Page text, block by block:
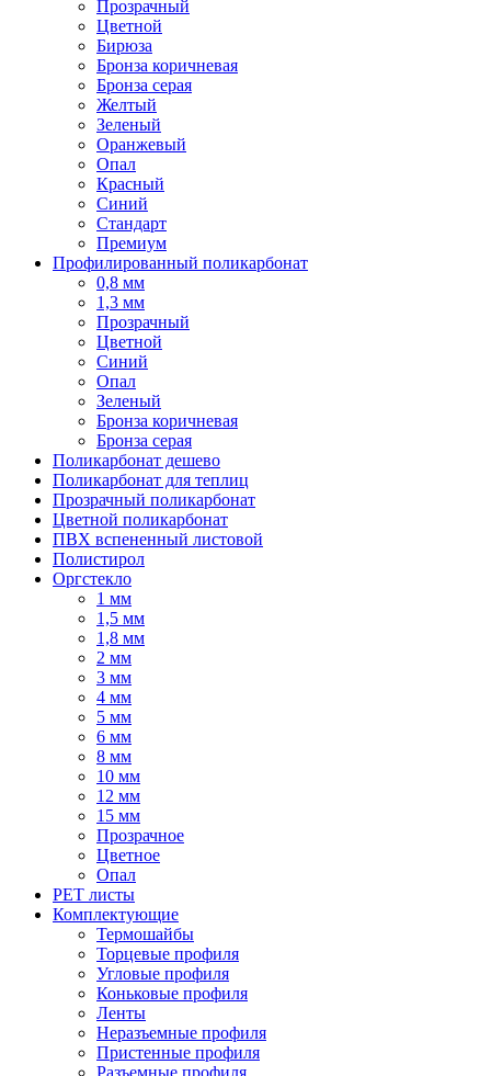
Прозрачный
Цветной
Бирюза
Бронза коричневая
Бронза серая
Желтый
Зеленый
Оранжевый
Опал
Красный
Синий
Стандарт
Премиум
Профилированный поликарбонат
0,8 мм
1,3 мм
Прозрачный
Цветной
Синий
Опал
Зеленый
Бронза коричневая
Бронза серая
Поликарбонат дешево
Поликарбонат для теплиц
Прозрачный поликарбонат
Цветной поликарбонат
ПВХ вспененный листовой
Полистирол
Оргстекло
1 мм
1,5 мм
1,8 мм
2 мм
3 мм
4 мм
5 мм
6 мм
8 мм
10 мм
12 мм
15 мм
Прозрачное
Цветное
Опал
PET листы
Комплектующие
Термошайбы
Торцевые профиля
Угловые профиля
Коньковые профиля
Ленты
Неразъемные профиля
Пристенные профиля
Разъемные профиля